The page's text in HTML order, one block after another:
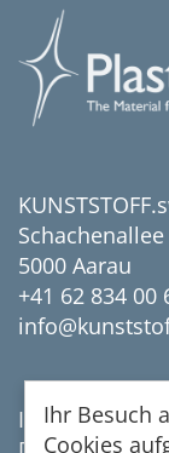
Schachenallee
5000 Aarau
+41 62 834 00
Impressum
Ihr Besuch
Cookies